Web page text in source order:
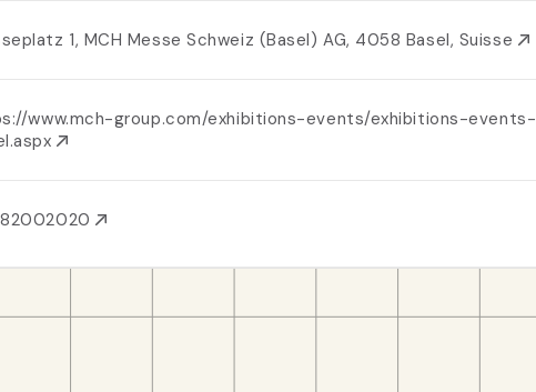
1, MCH Messe Schweiz (Basel) AG, 4058 Basel, Suisse
www.mch-group.com/exhibitions-events/exhibitions-events-